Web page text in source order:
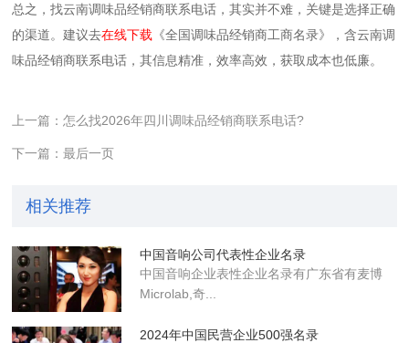
总之，找云南调味品经销商联系电话，其实并不难，关键是选择正确
的渠道。建议去在线下载 《全国调味品经销商工商名录》，含云南调
味品经销商联系电话，其信息精准，效率高效，获取成本也低廉。
上一篇：怎么找2026年四川调味品经销商联系电话?
下一篇：最后一页
相关推荐
中国音响公司代表性企业名录
中国音响企业表性企业名录有广东省有麦博
Microlab,奇...
2024年中国民营企业500强名录